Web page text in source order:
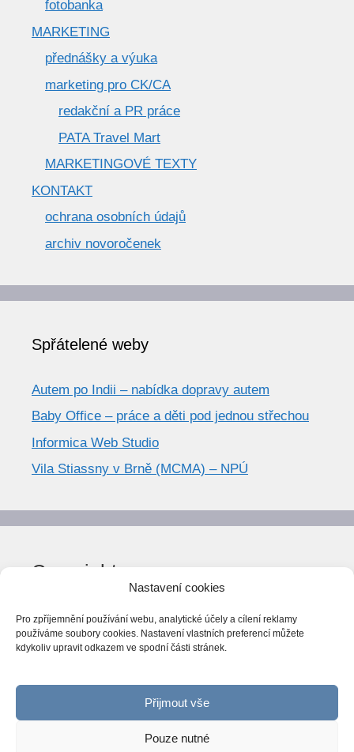
Nastavení cookies
Pro zpříjemnění používání webu, analytické účely a cílení reklamy
používáme soubory cookies. Nastavení vlastních preferencí můžete
kdykoliv upravit odkazem ve spodní části stránek.
Přijmout vše
Pouze nutné
fotobanka
MARKETING
přednášky a výuka
marketing pro CK/CA
redakční a PR práce
PATA Travel Mart
MARKETINGOVÉ TEXTY
KONTAKT
ochrana osobních údajů
archiv novoročenek
Spřátelené weby
Autem po Indii – nabídka dopravy autem
Baby Office – práce a děti pod jednou střechou
Informica Web Studio
Vila Stiassny v Brně (MCMA) – NPÚ
Copyright
© World Trend 2014-2026
Všechna práva vyhrazena.
CC BY-NC 4.0
ováno Národní knihovnou ČR